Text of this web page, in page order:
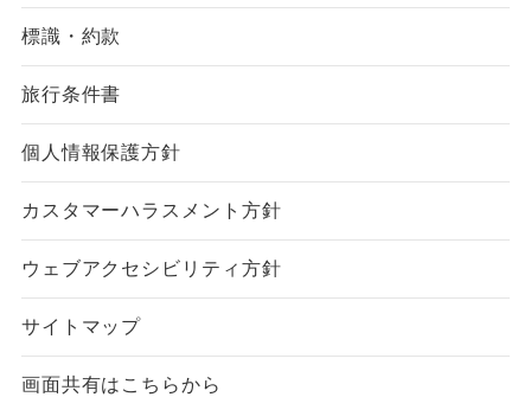
標識・約款
旅行条件書
個人情報保護方針
カスタマーハラスメント方針
ウェブアクセシビリティ方針
サイトマップ
画面共有はこちらから